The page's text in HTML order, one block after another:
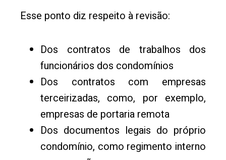
Esse ponto diz respeito à revisão:
Dos contratos de trabalhos dos
funcionários dos condomínios
Dos contratos com empresas
terceirizadas, como, por exemplo,
empresas de portaria remota
Dos documentos legais do próprio
condomínio, como regimento interno